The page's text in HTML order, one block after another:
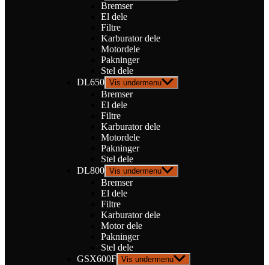
Bremser
El dele
Filtre
Karburator dele
Motordele
Pakninger
Stel dele
DL650 Vis undermenu
Bremser
El dele
Filtre
Karburator dele
Motordele
Pakninger
Stel dele
DL800 Vis undermenu
Bremser
El dele
Filtre
Karburator dele
Motor dele
Pakninger
Stel dele
GSX600F Vis undermenu